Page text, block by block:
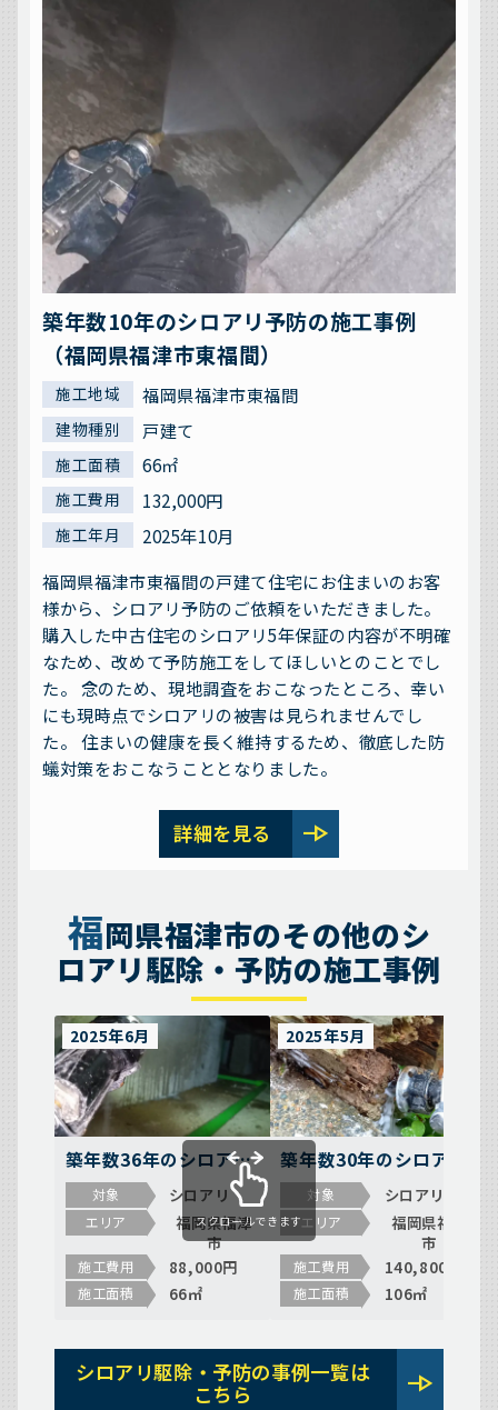
築年数10年のシロアリ予防の施工事例
（福岡県福津市東福間）
施工地域 福岡県福津市東福間
建物種別 戸建て
施工面積 66㎡
施工費用 132,000円
施工年月
2025年10月
福岡県福津市東福間の戸建て住宅にお住まいのお客
様から、シロアリ予防のご依頼をいただきました。
購入した中古住宅のシロアリ5年保証の内容が不明確
なため、改めて予防施工をしてほしいとのことでし
た。 念のため、現地調査をおこなったところ、幸い
にも現時点でシロアリの被害は見られませんでし
た。 住まいの健康を長く維持するため、徹底した防
蟻対策をおこなうこととなりました。
詳細を見る line_end_arrow
福岡県福津市のその他のシ
ロアリ駆除・予防の施工事例
築年数36年のシロアリ
予防の施工事例（福岡
県福津市西福間）
対象 シロアリ
エリア
福岡県福津
市
施工費用 88,000円
施工面積 66㎡
2025年6月
築年数30年のシロアリ
駆除の施工事例（福岡
県福津市有弥の里）
対象 シロアリ
エリア
福岡県福津
市
施工費用 140,800円
施工面積 106㎡
2025年5月
スクロールできます
シロアリ駆除・予防の事例一覧は
こちら
line_end_arrow